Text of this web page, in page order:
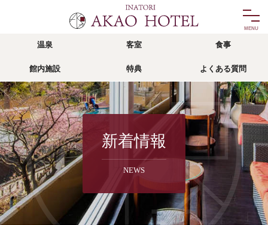
食事
food
館内施設
facility
リゾッチャ
risocha izu
特典
privilege
アクセス よくある質問
faq
温泉 客室 食事
館内施設 特典 よくある質問
新着情報
NEWS